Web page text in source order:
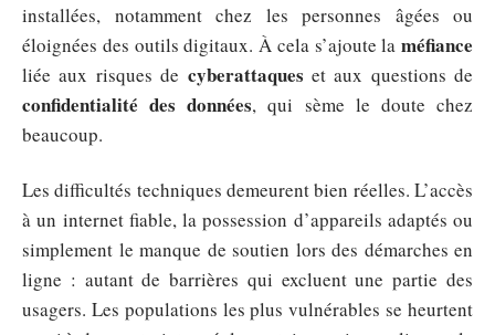
installées, notamment chez les personnes âgées ou
éloignées des outils digitaux. À cela s’ajoute la méfiance
liée aux risques de cyberattaques et aux questions de
confidentialité des données, qui sème le doute chez
beaucoup.
Les difficultés techniques demeurent bien réelles. L’accès
à un internet fiable, la possession d’appareils adaptés ou
simplement le manque de soutien lors des démarches en
ligne : autant de barrières qui excluent une partie des
usagers. Les populations les plus vulnérables se heurtent